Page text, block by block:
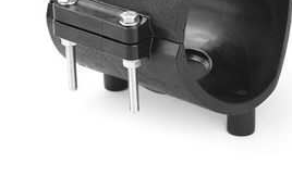
DETALLES